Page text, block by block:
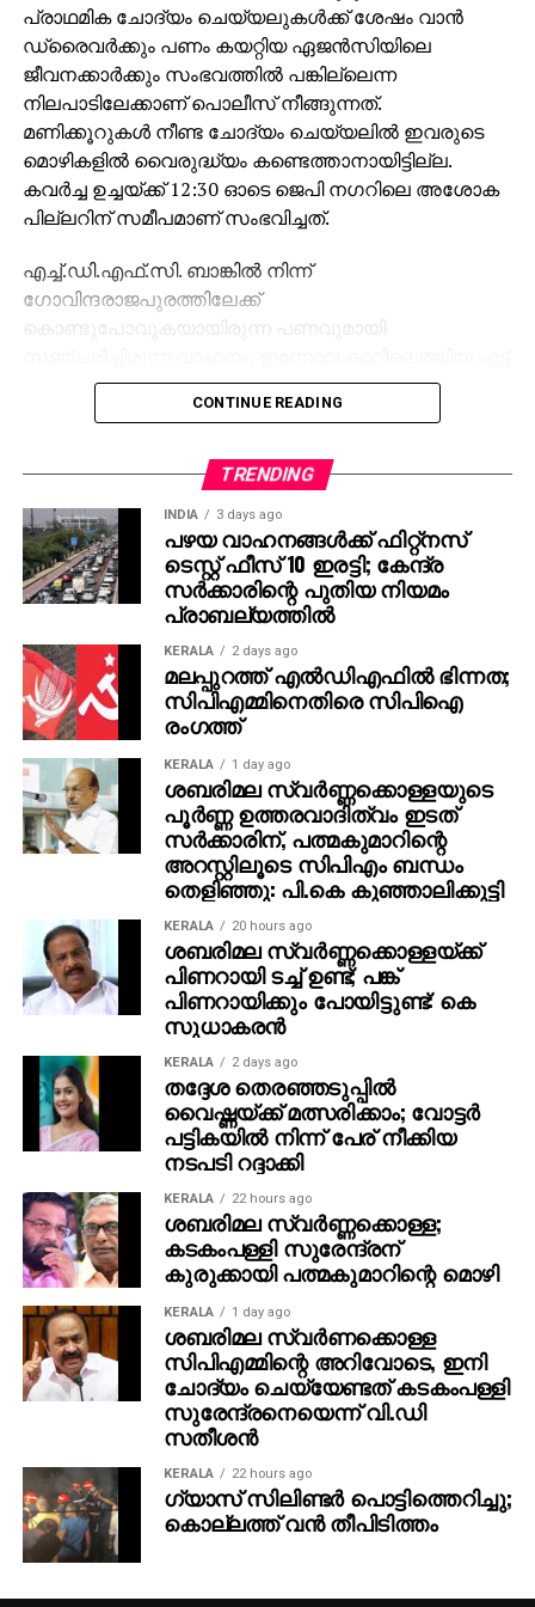
പ്രാഥമിക ചോദ്യം ചെയ്യലുകള്‍ക്ക് ശേഷം വാന്‍
ഡ്രൈവര്‍ക്കും പണം കയറ്റിയ ഏജന്‍സിയിലെ
ജീവനക്കാര്‍ക്കും സംഭവത്തില്‍ പങ്കില്ലെന്ന
നിലപാടിലേക്കാണ് പൊലീസ് നീങ്ങുന്നത്.
മണിക്കൂറുകള്‍ നീണ്ട ചോദ്യം ചെയ്യലില്‍ ഇവരുടെ
മൊഴികളില്‍ വൈരുദ്ധ്യം കണ്ടെത്താനായിട്ടില്ല.
കവര്‍ച്ച ഉച്ചയ്ക്ക് 12:30 ഓടെ ജെപി നഗറിലെ അശോക
പില്ലറിന് സമീപമാണ് സംഭവിച്ചത്.
എച്ച്.ഡി.എഫ്.സി. ബാങ്കില്‍ നിന്ന്
ഗോവിന്ദരാജപുരത്തിലേക്ക്
കൊണ്ടുപോവുകയായിരുന്ന പണവുമായി
അംഗ സംഘം തടഞ്ഞു നിര്‍ത്തിയാണ് കവര്‍ന്നത്.
കേന്ദ്ര നികുതി വകുപ്പ് ഉദ്യോഗസ്ഥരാണെന്ന്
സിഎംഎസ് സ്ഥാപനത്തിലെ ജീവനക്കാരന്‍, സുരക്ഷാ
ഉദ്യോഗസ്ഥര്‍ എന്നിവരെയാണ് ആദ്യം ചോദ്യം
ചെയ്തത്. ഇവരുടെ മൊഴികളിലെ മുന്‍വൈരുദ്ധ്യങ്ങള്‍
സംശയം വളര്‍ത്തിയിരുന്നെങ്കിലും, നിലവിലെ
അന്വേഷണത്തില്‍ ഇവര്‍ക്ക് പങ്കില്ലെന്നു
പോലീസിന്റെ വിലയിരുത്തല്‍. ഇപ്പോള്‍ അന്വേഷണം
കേന്ദ്രീകരിച്ചിരിക്കുന്നത് കവര്‍ച്ച നടന്ന സ്ഥലത്തെ
മൊബൈല്‍ ടവറിലാണ്.
ടവറിന്റെ പരിധിയില്‍ എത്തിച്ചേര്‍ന്ന ഫോണുകളുടെ
വിവരങ്ങള്‍ പരിശോധിച്ചുവരുന്നു. കവര്‍ച്ചയ്ക്ക് വന്ന
സംഘം കന്നഡയിലാണ് സംസാരിച്ചതെന്ന് പോലീസ്
സ്ഥിരീകരിച്ചു. വാനിലുണ്ടായിരുന്ന സിസിടിവി
രേഖകളുടെ ഡിവിആര്‍ യൂണിറ്റ് കൊള്ളക്കാര്‍
കൊണ്ടുപോയതും അന്വേഷണത്തിന് വലിയ
വെല്ലുവിളിയാണ്. സംഭവത്തെക്കുറിച്ച് ജീവനക്കാര്‍
പോലീസിനെ അറിയിക്കാന്‍ വൈകിയത്,
ആയുധങ്ങളുണ്ടായിരുന്നിട്ടും ഉപയോഗിക്കാതിരുന്നത്,
സിസിടിവി ക്യാമറകള്‍ ഇല്ലാത്ത ഭാഗത്ത് വാഹനം
നിര്‍ത്തിയത് തുടങ്ങിയ കാര്യങ്ങള്‍ ആദ്യം
സംശയത്തിന് ഇടയാക്കിയിരുന്നു. കവര്‍ച്ചക്കാര്‍
ഉപയോഗിച്ച ഗ്രേ കളര്‍ ഇന്നോവ കാറിന്റെ നമ്പര്‍
വ്യാജമാണെന്ന് കണ്ടെത്തിയിട്ടുണ്ട്. നഗരമാകെ
പൊലീസ് പരിശോധന ശക്തമാക്കിയിരിക്കുകയാണ്.
തമിഴ്‌നാട്ടിലേക്ക് രക്ഷപ്പെടാന്‍ സാധ്യതയുള്ള
അതിര്‍ത്തികളിലും പരിശോധന ഊര്‍ജിതമായി
തുടരുന്നു. വിരലടയാള വിദഗ്ദ്ധരും ഫോറന്‍സിക്
വിഭാഗവും ഡോഗ് സ്‌ക്വാഡും സ്ഥലത്ത് വിശദമായ
പരിശോധന നടത്തി.
CONTINUE READING
TRENDING
INDIA 3 days ago
പഴയ വാഹനങ്ങള്‍ക്ക് ഫിറ്റ്‌നസ്
ടെസ്റ്റ് ഫീസ് 10 ഇരട്ടി; കേന്ദ്ര
സര്‍ക്കാരിന്റെ പുതിയ നിയമം
പ്രാബല്യത്തില്‍
KERALA 2 days ago
മലപ്പുറത്ത് എല്‍ഡിഎഫില്‍ ഭിന്നത;
സിപിഎമ്മിനെതിരെ സിപിഐ
രംഗത്ത്
KERALA 1 day ago
ശബരിമല സ്വര്‍ണ്ണക്കൊള്ളയുടെ
പൂര്‍ണ്ണ ഉത്തരവാദിത്വം ഇടത്
സര്‍ക്കാരിന്, പത്മകുമാറിന്റെ
അറസ്റ്റിലൂടെ സിപിഎം ബന്ധം
തെളിഞ്ഞു: പി.കെ കുഞ്ഞാലിക്കുട്ടി
KERALA 20 hours ago
ശബരിമല സ്വര്‍ണ്ണക്കൊള്ളയ്ക്ക്
പിണറായി ടച്ച് ഉണ്ട്; പങ്ക്
പിണറായിക്കും പോയിട്ടുണ്ട്: കെ
സുധാകരന്‍
KERALA 2 days ago
തദ്ദേശ തെരഞ്ഞടുപ്പില്‍
വൈഷ്ണയ്ക്ക് മത്സരിക്കാം; വോട്ടര്‍
പട്ടികയില്‍ നിന്ന് പേര് നീക്കിയ
നടപടി റദ്ദാക്കി
KERALA 22 hours ago
ശബരിമല സ്വര്‍ണ്ണക്കൊള്ള;
കടകംപള്ളി സുരേന്ദ്രന്
കുരുക്കായി പത്മകുമാറിന്റെ മൊഴി
KERALA 1 day ago
ശബരിമല സ്വര്‍ണക്കൊള്ള
സിപിഎമ്മിന്റെ അറിവോടെ, ഇനി
ചോദ്യം ചെയ്യേണ്ടത് കടകംപള്ളി
സുരേന്ദ്രനെയെന്ന് വി.ഡി
സതീശന്‍
KERALA 22 hours ago
ഗ്യാസ് സിലിണ്ടര്‍ പൊട്ടിത്തെറിച്ചു;
കൊല്ലത്ത് വന്‍ തീപിടിത്തം